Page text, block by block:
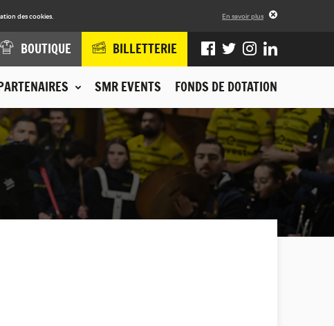
des cookies. En savoir plus
SMR EVENTS FONDS DE DOTATION
BOUTIQUE BILLETTERIE